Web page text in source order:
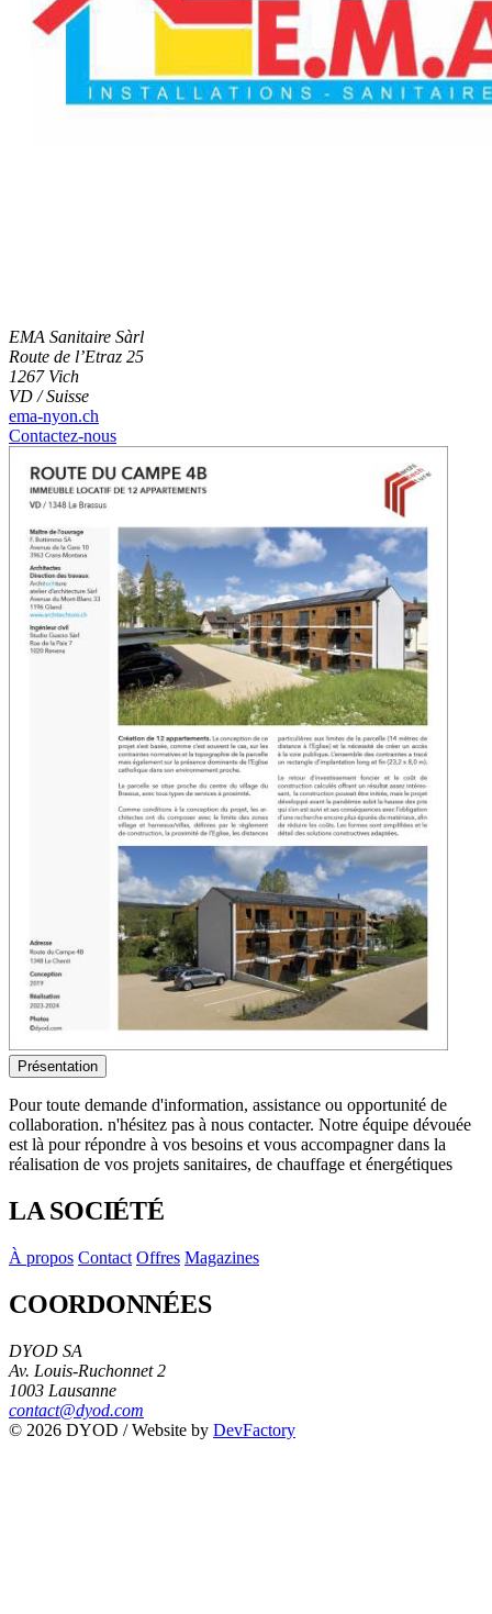
EMA Sanitaire Sàrl
Route de l’Etraz 25
1267 Vich
VD / Suisse
ema-nyon.ch
Contactez-nous
Présentation
Pour toute demande d'information, assistance ou opportunité de
collaboration. n'hésitez pas à nous contacter. Notre équipe dévouée
est là pour répondre à vos besoins et vous accompagner dans la
réalisation de vos projets sanitaires, de chauffage et énergétiques
LA SOCIÉTÉ
À propos Contact Offres Magazines
COORDONNÉES
DYOD SA
Av. Louis-Ruchonnet 2
1003 Lausanne
contact@dyod.com
© 2026 DYOD / Website by DevFactory